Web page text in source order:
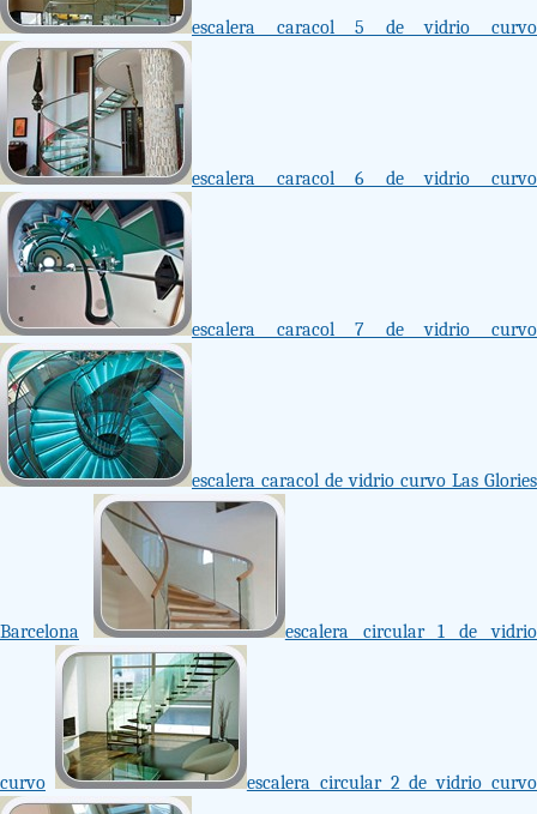
escalera caracol 5 de vidrio curvo
escalera caracol 6 de vidrio curvo
escalera caracol 7 de vidrio curvo
escalera caracol de vidrio curvo Las Glories
Barcelona escalera circular 1 de vidrio
curvo escalera circular 2 de vidrio curvo